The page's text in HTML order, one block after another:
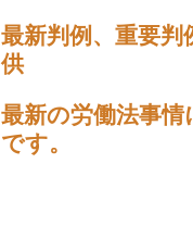
最新判例、重要
供
最新の労働法事
です。